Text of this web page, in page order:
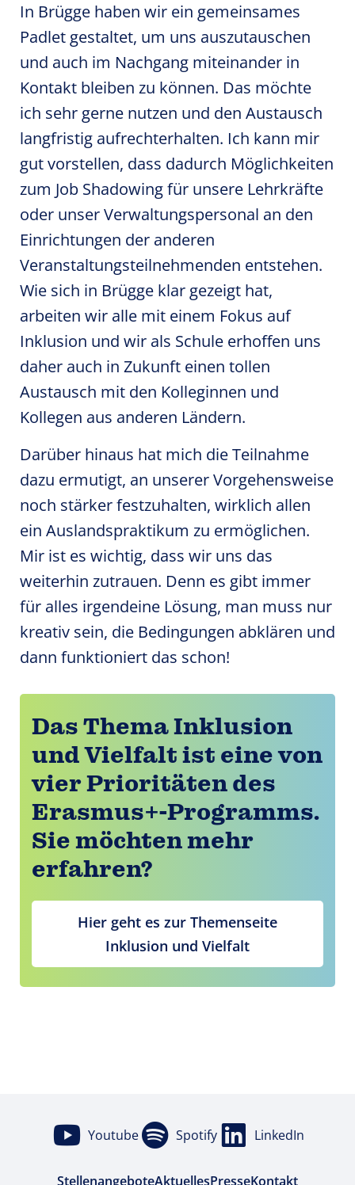
In Brügge haben wir ein gemeinsames
Padlet gestaltet, um uns auszutauschen
und auch im Nachgang miteinander in
Kontakt bleiben zu können. Das möchte
ich sehr gerne nutzen und den Austausch
langfristig aufrechterhalten. Ich kann mir
gut vorstellen, dass dadurch Möglichkeiten
zum Job Shadowing für unsere Lehrkräfte
oder unser Verwaltungspersonal an den
Einrichtungen der anderen
Veranstaltungsteilnehmenden entstehen.
Wie sich in Brügge klar gezeigt hat,
arbeiten wir alle mit einem Fokus auf
Inklusion und wir als Schule erhoffen uns
daher auch in Zukunft einen tollen
Austausch mit den Kolleginnen und
Kollegen aus anderen Ländern.
Darüber hinaus hat mich die Teilnahme
dazu ermutigt, an unserer Vorgehensweise
noch stärker festzuhalten, wirklich allen
ein Auslandspraktikum zu ermöglichen.
Mir ist es wichtig, dass wir uns das
weiterhin zutrauen. Denn es gibt immer
für alles irgendeine Lösung, man muss nur
kreativ sein, die Bedingungen abklären und
dann funktioniert das schon!
Das Thema Inklusion
und Vielfalt ist eine von
vier Prioritäten des
Erasmus+-Programms.
Sie möchten mehr
erfahren?
Hier geht es zur Themenseite
Inklusion und Vielfalt
Youtube Spotify LinkedIn
StellenangeboteAktuellesPresseKontakt